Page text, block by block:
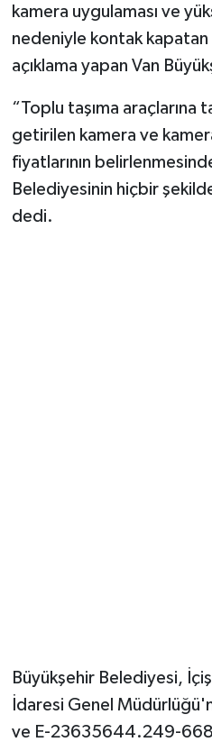
kamera uygulaması ve
nedeniyle kontak
açıklama yapan Van
“Toplu taşıma araçlarına
getirilen kamera ve
fiyatlarının
Belediyesinin hiçbir
dedi.
Büyükşehir Belediyesi,
İdaresi Genel
ve E-23635644.249-